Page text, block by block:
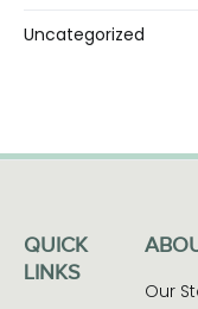
Uncategorized
QUICK
LINKS
Our